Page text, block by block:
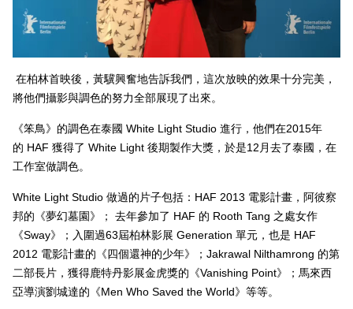
在柏林首映後，黃驥興奮地告訴我們，這次放映的效果十分完美，
將他們攝影與調色的努力全部展現了出來。
《笨鳥》的調色在泰國 White Light Studio 進行，他們在2015年
的 HAF 獲得了 White Light 後期製作大獎，於是12 月去了泰國，在
工作室做調色。
White Light Studio 做過的片子包括： HAF 2013 電影計畫，阿彼察
邦的《夢幻墓園》； 去年參加了 HAF 的 Rooth Tang 之處女作
《Sway》；入圍過63屆柏林影展 Generation 單元，也是 HAF
2012 電影計畫的《四個還神的少年》； Jakrawal Nilthamrong 的第
二部長片，獲得鹿特丹影展金虎獎的《Vanishing Point》；馬來西
亞導演劉城達的《Men Who Saved the World》等等。